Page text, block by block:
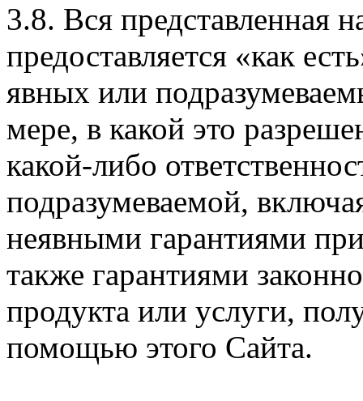
3.8. Вся представленная
предоставляется «как
явных или
мере, в какой это
какой-либо
подразумеваемой,
неявными гарантиями
также гарантиями
продукта или услуги,
помощью этого Сайта.